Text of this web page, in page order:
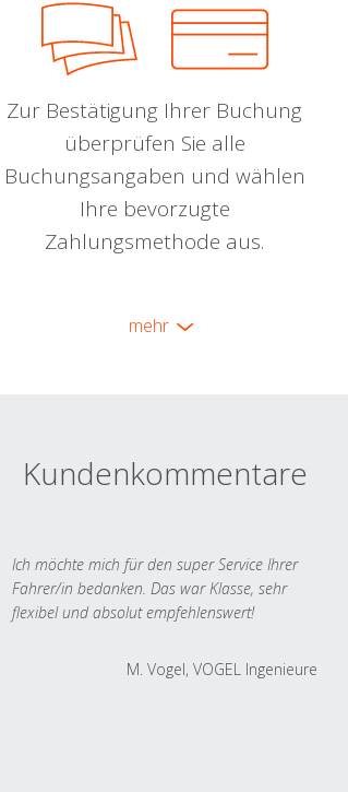
Zur Bestätigung Ihrer Buchung
überprüfen Sie alle
Buchungsangaben und wählen
Ihre bevorzugte
Zahlungsmethode aus.
mehr
Kundenkommentare
Ich möchte mich für den super Service Ihrer
Fahrer/in bedanken. Das war Klasse, sehr
flexibel und absolut empfehlenswert!
M. Vogel, VOGEL Ingenieure